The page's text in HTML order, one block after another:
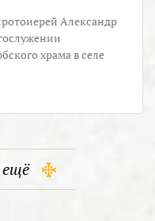
Александр
храма в селе